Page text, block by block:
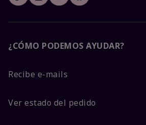
¿CÓMO PODEMOS AYUDAR?
Recibe e-mails
Ver estado del pedido